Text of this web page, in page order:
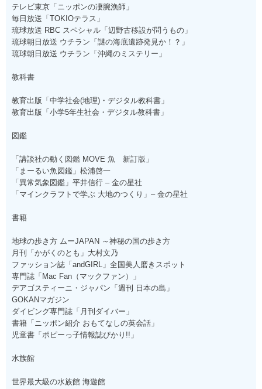
テレビ東京「ニッポンの凄腕漁師」
毎日放送「TOKIOテラス」
琉球放送 RBC スペシャル「辺野古移設が問うもの」
琉球朝日放送 ウチラン「謎の海底遺跡発見か！？」
琉球朝日放送 ウチラン「沖縄のミステリー」
教科書
教育出版「中学社会(地理)・デジタル教科書」
教育出版「小学5年生社会・デジタル教科書」
図鑑
「講談社の動く図鑑 MOVE 魚 新訂版」
「まーるい魚図鑑」松浦啓一
「異常気象図鑑」平井信行 – 金の星社
「マインクラフトで学ぶ 大地のつくり」– 金の星社
書籍
地球の歩き方 ムーJAPAN ～神秘の国の歩き方
月刊「かがくのとも」大村文乃
ファッション誌「andGIRL」全国美人磨きスポット
専門誌「Mac Fan（マックファン）」
デアゴスティーニ・ジャパン「週刊 日本の島」
GOKANマガジン
ダイビング専門誌「月刊ダイバー」
書籍「ニッポン紹介 おもてなしの英会話」
児童書「ポピーっ子情報誌ぴかり!!」
水族館
世界最大級の水族館 海遊館